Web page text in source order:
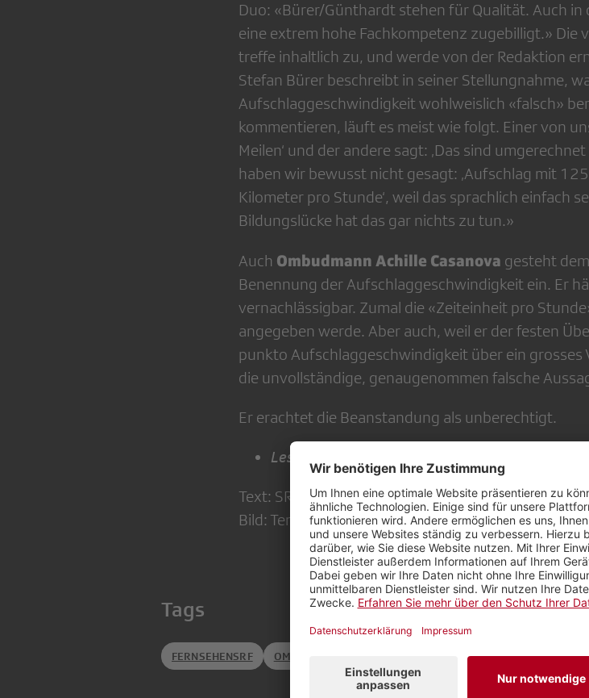
Duo: «Bürer/Günthardt stehen für Qualität. Auch
eine extrem hohe Fachkompetenz zugebilligt.» Die
treffe inhaltlich zu, und werde von der Redaktion
Stefan Bürer beschreibt in seiner Stellungnahme,
Aufschlaggeschwindigkeit wohlweislich «falsch»
kommentieren, läuft es meist wie folgt. Einer von
Meilen‘ und der andere sagt: ‚Das sind
haben wir bewusst nicht gesagt: ‚Aufschlag mit
Kilometer pro Stunde‘, weil das sprachlich einfach
Bildungslücke hat das gar nichts zu tun.»
Auch Ombudmann Achille Casanova gesteht
Benennung der Aufschlaggeschwindigkeit ein. Er
vernachlässigbar. Zumal die «Zeiteinheit pro
angegeben werde. Aber auch, weil er der festen
punkto Aufschlaggeschwindigkeit über ein grosses
die unvollständige, genaugenommen falsche
Er erachtet die Beanstandung als unberechtigt.
Lesen Sie dazu den
Text: SRG.D, cha
Bild: Tennis-Ko-Kommentatoren Stefan Bürer und
Tags
FERNSEHENSRF OMBUDSSTELLE